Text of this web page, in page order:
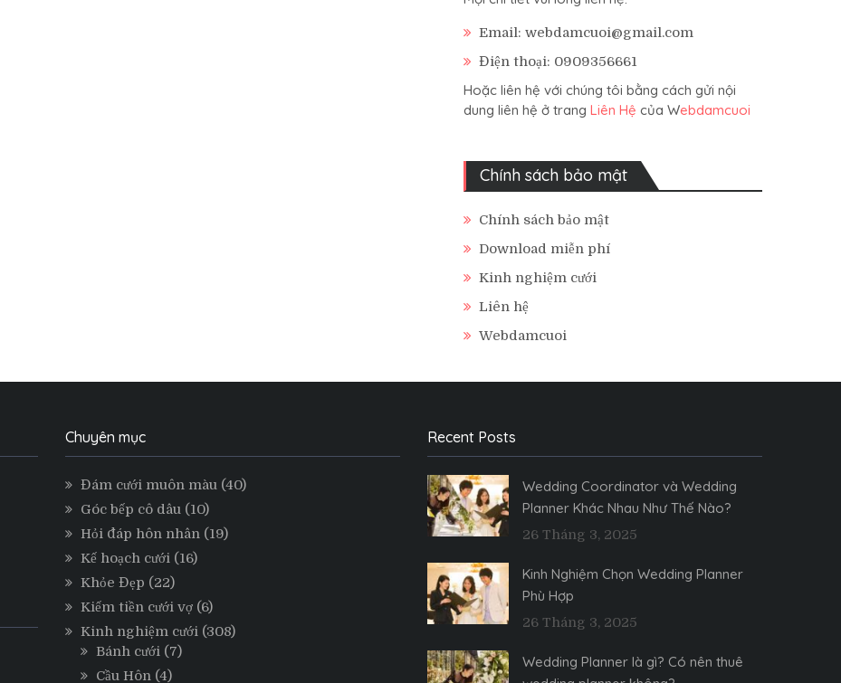
Email: webdamcuoi@gmail.com
Điện thoại: 0909356661
Hoặc liên hệ với chúng tôi bằng cách gửi nội
dung liên hệ ở trang Liên Hệ của Webdamcuoi
Chính sách bảo mật
Chính sách bảo mật
Download miễn phí
Kinh nghiệm cưới
Liên hệ
Webdamcuoi
Chuyên mục
Đám cưới muôn màu(40)
Góc bếp cô dâu(10)
Hỏi đáp hôn nhân(19)
Kế hoạch cưới(16)
Khỏe Đẹp (22)
Kiếm tiền cưới vợ(6)
Kinh nghiệm cưới(308)
Bánh cưới(7)
Cầu Hôn(4)
Recent Posts
Wedding Coordinator và Wedding
Planner Khác Nhau Như Thế Nào?
26 Tháng 3, 2025
Kinh Nghiệm Chọn Wedding Planner
Phù Hợp
26 Tháng 3, 2025
Wedding Planner là gì? Có nên thuê